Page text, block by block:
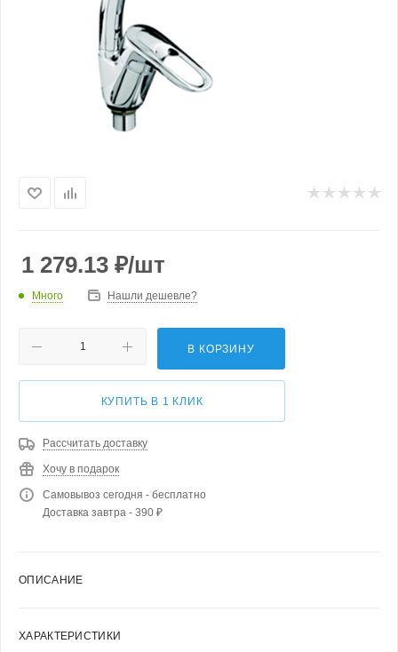
1 279.13 ₽/шт
Много Нашли дешевле?
В КОРЗИНУ
КУПИТЬ В 1 КЛИК
Рассчитать доставку
Хочу в подарок
Самовывоз сегодня - бесплатно
Доставка завтра - 390 ₽
ОПИСАНИЕ
ХАРАКТЕРИСТИКИ